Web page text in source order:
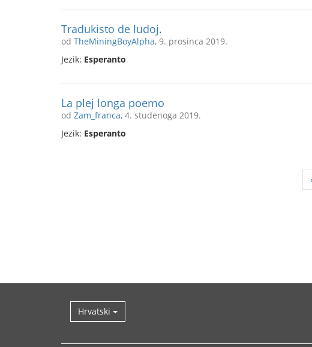
Tradukisto de ludoj.
od TheMiningBoyAlpha, 9. prosinca 2019.
Jezik: Esperanto
La plej longa poemo
od Zam_franca, 4. studenoga 2019.
Jezik: Esperanto
Hrvatski